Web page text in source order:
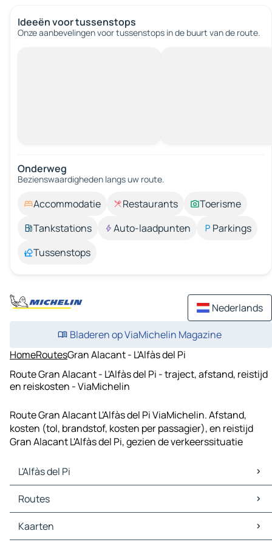
Ideeën voor tussenstops
Onze aanbevelingen voor tussenstops in de buurt van de route.
Onderweg
Bezienswaardigheden langs uw route.
Accommodatie Restaurants
Toerisme
Tankstations
Auto-laadpunten
Parkings
Tussenstops
Nederlands
Bladeren op ViaMichelin Magazine
HomeRoutesGran Alacant - L'Alfàs del Pi
Route Gran Alacant - L'Alfàs del Pi - traject, afstand, reistijd
en reiskosten - ViaMichelin
Route Gran Alacant L'Alfàs del Pi ViaMichelin. Afstand,
kosten (tol, brandstof, kosten per passagier), en reistijd
Gran Alacant L'Alfàs del Pi, gezien de verkeerssituatie
L'Alfàs del Pi
L'Alfàs del Pi Kaarten
L'Alfàs del Pi Verkeer
L'Alfàs del Pi Hotels
L'Alfàs del Pi Restaurants
Routes
Routes L'Alfàs del Pi - Benidorm
Routes L'Alfàs del Pi - Dénia
Kaarten